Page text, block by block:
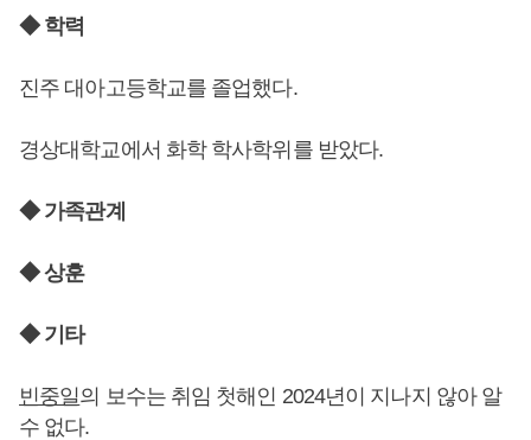
◆ 학력
진주 대아고등학교를 졸업했다.
경상대학교에서 화학 학사학위를 받았다.
◆ 가족관계
◆ 상훈
◆ 기타
빈중일의 보수는 취임 첫해인 2024년이 지나지 않아 알
수 없다.